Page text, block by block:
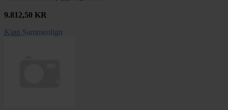
9.812,50 KR
Kjøp Sammenlign